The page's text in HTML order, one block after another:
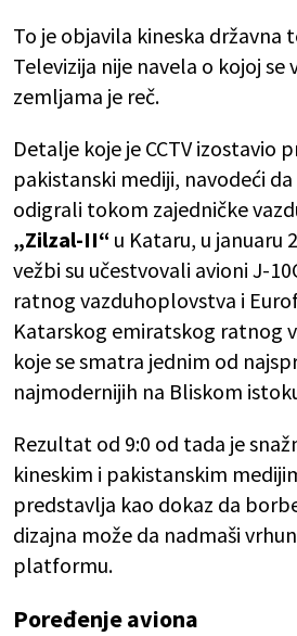
To je objavila kineska državna
Televizija nije navela o kojoj se
zemljama je reč.
Detalje koje je CCTV izostavio
pakistanski mediji, navodeći da
odigrali tokom zajedničke
„Zilzal-II“ u Kataru, u januaru
vežbi su učestvovali avioni J-
ratnog vazduhoplovstva i
Katarskog emiratskog ratnog
koje se smatra jednim od
najmodernijih na Bliskom
Rezultat od 9:0 od tada je
kineskim i pakistanskim
predstavlja kao dokaz da
dizajna može da nadmaši
platformu.
Poređenje aviona